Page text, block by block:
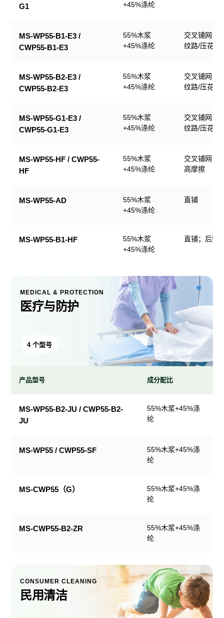
G1
+45%涤纶
MS-WP55-B1-E3 /
CWP55-B1-E3
55%木浆
+45%涤纶
交叉铺网；
纹路/压花
MS-WP55-B2-E3 /
CWP55-B2-E3
55%木浆
+45%涤纶
交叉铺网；
纹路/压花
MS-WP55-G1-E3 /
CWP55-G1-E3
55%木浆
+45%涤纶
交叉铺网；
纹路/压花
MS-WP55-HF / CWP55-
HF
55%木浆
+45%涤纶
交叉铺网；
高摩擦
MS-WP55-AD
55%木浆
+45%涤纶
直铺
MS-WP55-B1-HF
55%木浆
+45%涤纶
直铺；后整
MEDICAL & PROTECTION
医疗与防护
4 个型号
与
产品型号 成分配比
MS-WP55-B2-JU / CWP55-B2-
JU
55%木浆+45%涤
纶
MS-WP55 / CWP55-SF
55%木浆+45%涤
纶
MS-CWP55（G）
55%木浆+45%涤
纶
MS-CWP55-B2-ZR
55%木浆+45%涤
纶
CONSUMER CLEANING
民用清洁